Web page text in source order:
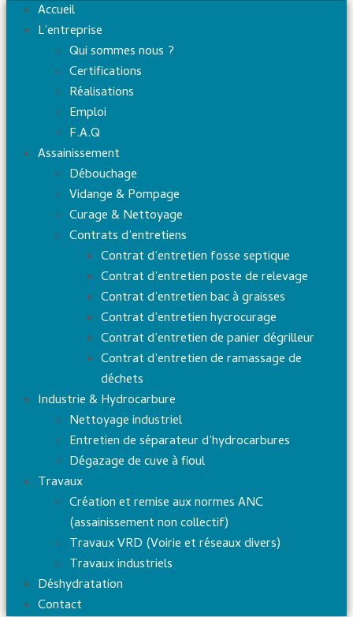
Accueil
L’entreprise
Qui sommes nous ?
Certifications
Réalisations
Emploi
F.A.Q
Assainissement
Débouchage
Vidange & Pompage
Curage & Nettoyage
Contrats d’entretiens
Contrat d’entretien fosse septique
Contrat d’entretien poste de relevage
Contrat d’entretien bac à graisses
Contrat d’entretien hycrocurage
Contrat d’entretien de panier dégrilleur
Contrat d’entretien de ramassage de
déchets
Industrie & Hydrocarbure
Nettoyage industriel
Entretien de séparateur d’hydrocarbures
Dégazage de cuve à fioul
Travaux
Création et remise aux normes ANC
(assainissement non collectif)
Travaux VRD (Voirie et réseaux divers)
Travaux industriels
Déshydratation
Contact